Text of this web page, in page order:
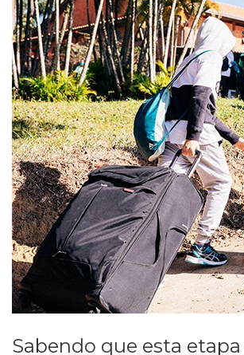
Sabendo que esta etapa